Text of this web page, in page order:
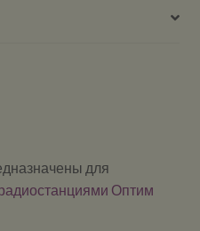
для
Оптим